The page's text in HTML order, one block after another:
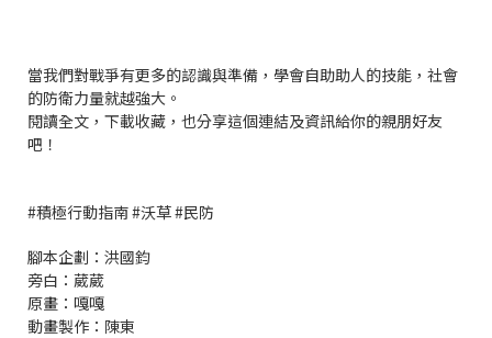
當我們對戰爭有更多的認識與準備，學會自助助人的技能，社會
的防衛力量就越強大。
閱讀全文，下載收藏，也分享這個連結及資訊給你的親朋好友
吧！
#積極行動指南 #沃草 #民防
腳本企劃：洪國鈞
旁白：葳葳
原畫：嘎嘎
動畫製作：陳東